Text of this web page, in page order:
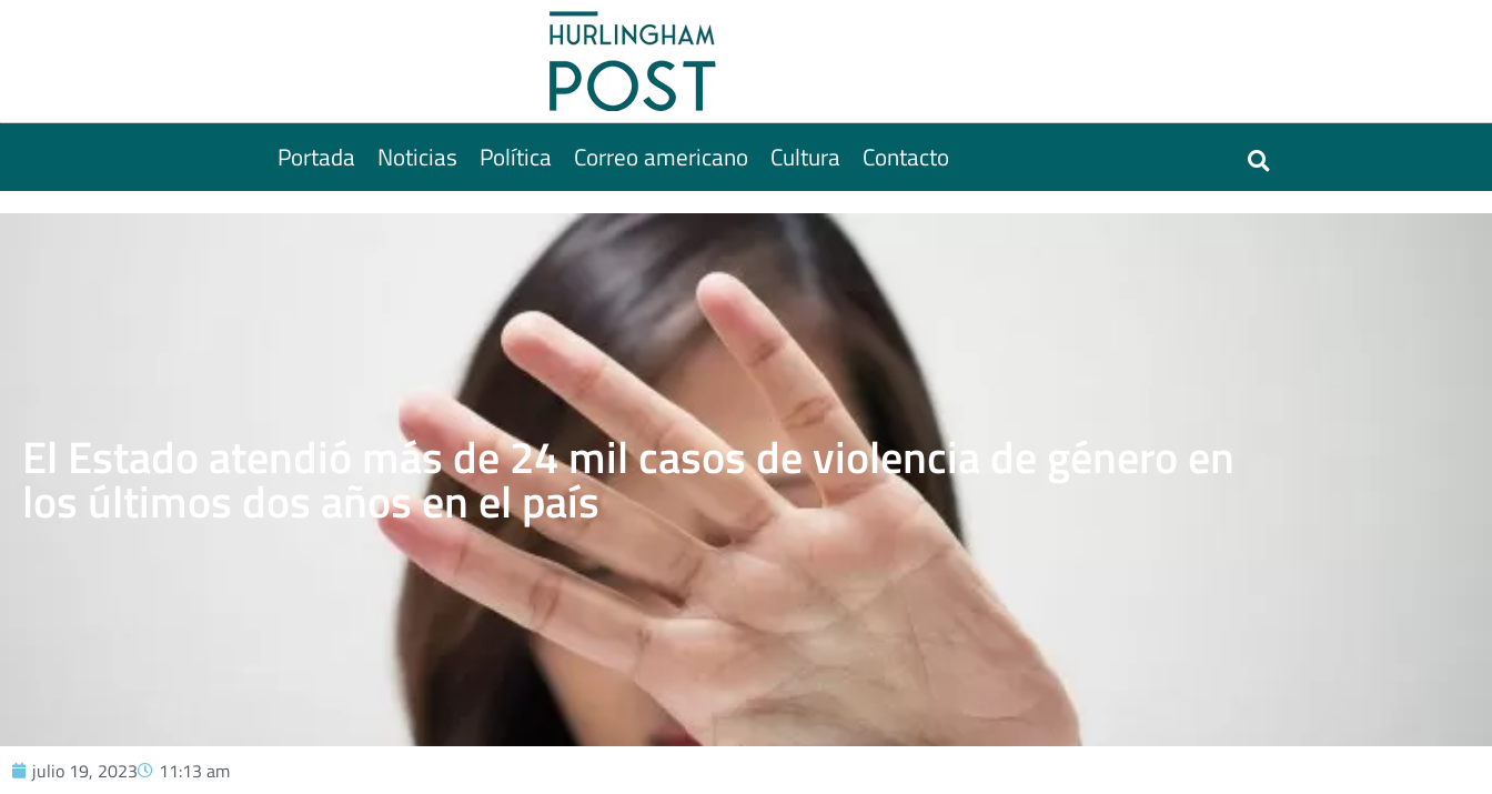
Portada Noticias Política Correo americano Cultura Contacto
El Estado atendió más de 24 mil casos de violencia de género en
los últimos dos años en el país
julio 19, 2023 11:13 am